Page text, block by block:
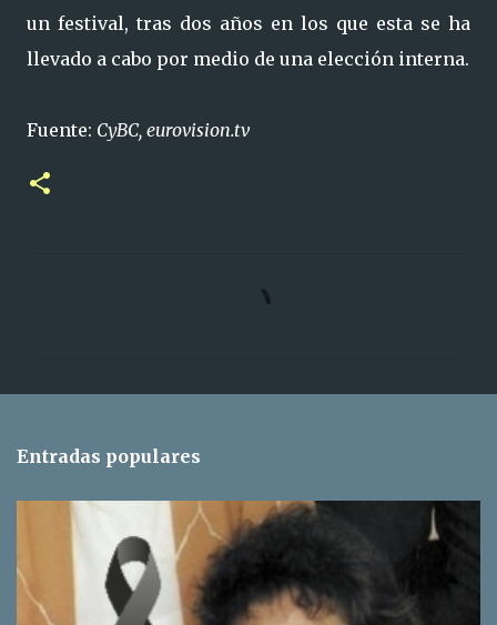
un festival, tras dos años en los que esta se ha
llevado a cabo por medio de una elección interna.
Fuente: CyBC, eurovision.tv
r
s
Entradas populares